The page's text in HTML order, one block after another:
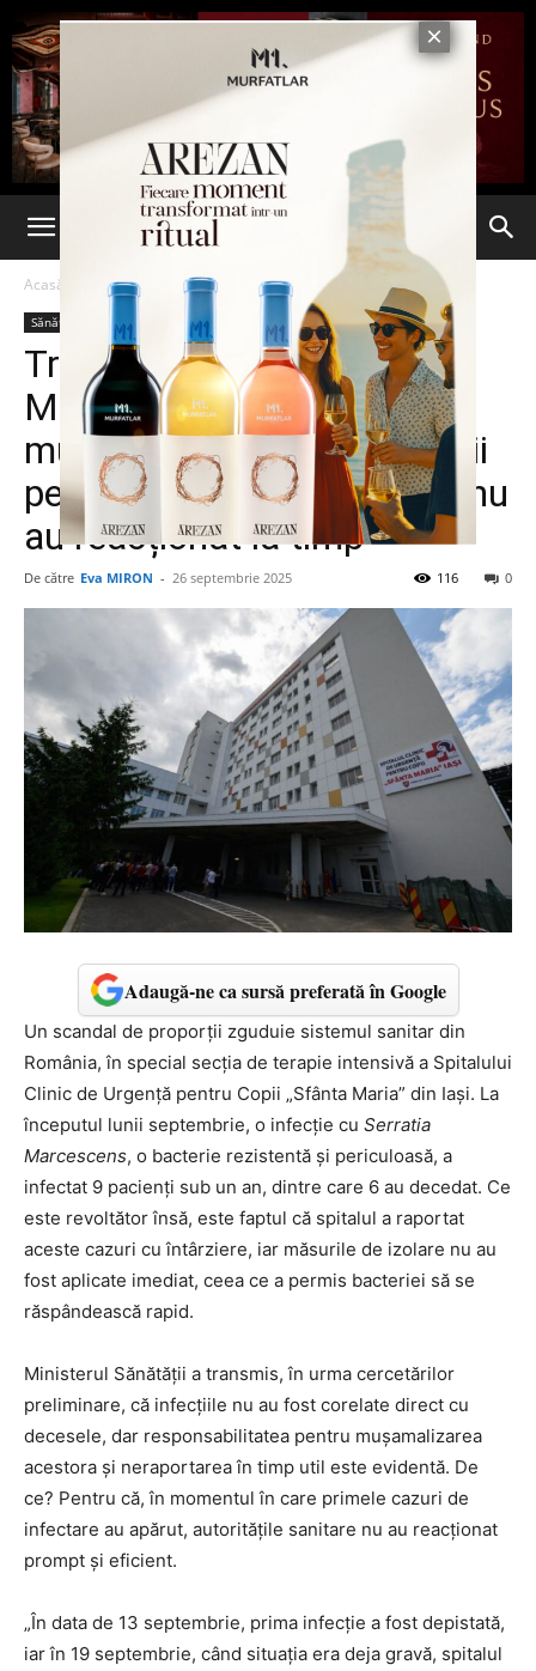
Acasă Sănătate
Sănătate Stiri din Iasi Ultima oră
Tragedie la Spitalul „Sfânta
Maria” din Iași: 6 copii au
murit din cauza unei bacterii
periculoase, iar autoritățile nu
au reacționat la timp
De către Eva MIRON - 26 septembrie 2025 0
116
Adaugă-ne ca sursă preferată în Google
Un scandal de proporții zguduie sistemul sanitar din
România, în special secția de terapie intensivă a Spitalului
Clinic de Urgență pentru Copii „Sfânta Maria” din Iași. La
începutul lunii septembrie, o infecție cu Serratia
Marcescens, o bacterie rezistentă și periculoasă, a
infectat 9 pacienți sub un an, dintre care 6 au decedat. Ce
este revoltător însă, este faptul că spitalul a raportat
aceste cazuri cu întârziere, iar măsurile de izolare nu au
fost aplicate imediat, ceea ce a permis bacteriei să se
răspândească rapid.
Ministerul Sănătății a transmis, în urma cercetărilor
preliminare, că infecțiile nu au fost corelate direct cu
decesele, dar responsabilitatea pentru mușamalizarea
acestora și neraportarea în timp util este evidentă. De
ce? Pentru că, în momentul în care primele cazuri de
infectare au apărut, autoritățile sanitare nu au reacționat
prompt și eficient.
„În data de 13 septembrie, prima infecție a fost depistată,
iar în 19 septembrie, când situația era deja gravă, spitalul